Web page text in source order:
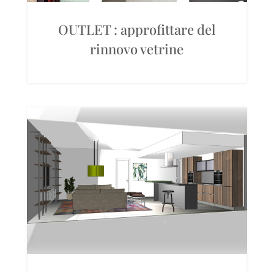
OUTLET : approfittare del
rinnovo vetrine